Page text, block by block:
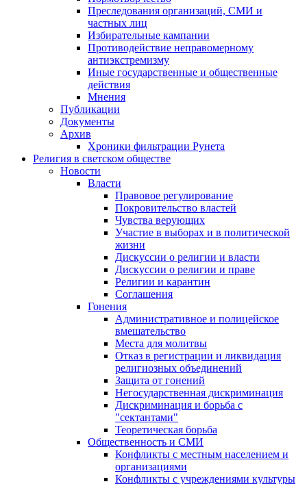
Преследования организаций, СМИ и
частных лиц
Избирательные кампании
Противодействие неправомерному
антиэкстремизму
Иные государственные и общественные
действия
Мнения
Публикации
Документы
Архив
Хроники фильтрации Рунета
Религия в светском обществе
Новости
Власти
Правовое регулирование
Покровительство властей
Чувства верующих
Участие в выборах и в политической
жизни
Дискуссии о религии и власти
Дискуссии о религии и праве
Религии и карантин
Соглашения
Гонения
Административное и полицейское
вмешательство
Места для молитвы
Отказ в регистрации и ликвидация
религиозных объединений
Защита от гонений
Негосударственная дискриминация
Дискриминация и борьба с
"сектантами"
Теоретическая борьба
Общественность и СМИ
Конфликты с местным населением и
организациями
Конфликты с учреждениями культуры